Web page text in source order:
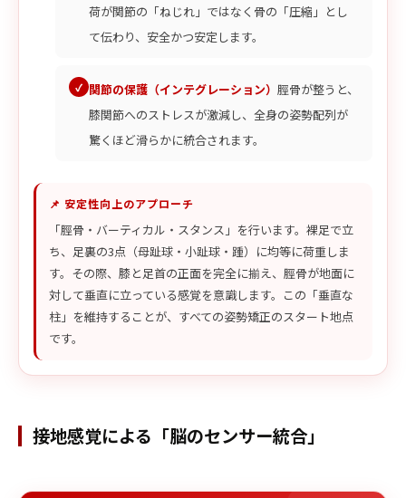
荷が関節の「ねじれ」ではなく骨の「圧縮」とし
て伝わり、安全かつ安定します。
関節の保護（インテグレーション） 脛骨が整うと、
膝関節へのストレスが激減し、全身の姿勢配列が
驚くほど滑らかに統合されます。
📌 安定性向上のアプローチ
「脛骨・バーティカル・スタンス」を行います。裸足で立
ち、足裏の3点（母趾球・小趾球・踵）に均等に荷重しま
す。その際、膝と足首の正面を完全に揃え、脛骨が地面に
対して垂直に立っている感覚を意識します。この「垂直な
柱」を維持することが、すべての姿勢矯正のスタート地点
です。
接地感覚による「脳のセンサー統合」